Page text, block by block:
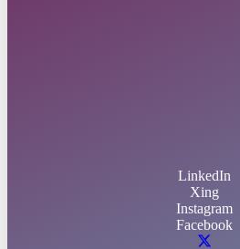
LinkedIn
Xing
Instagram
Facebook